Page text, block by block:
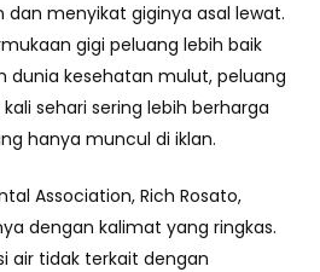
menyikat giginya asal lewat.
gigi peluang lebih baik
dunia kesehatan mulut, peluang
sehari sering lebih berharga
hanya muncul di iklan.
Association, Rich Rosato,
dengan kalimat yang ringkas.
air tidak terkait dengan